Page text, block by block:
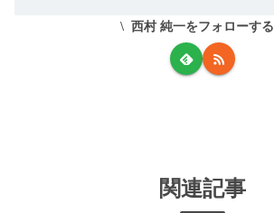
西村 純一をフォローする
関連記事